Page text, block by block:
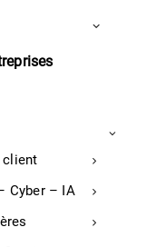
client
Cyber – IA
d’une page
disponible
mesures, les
ICI